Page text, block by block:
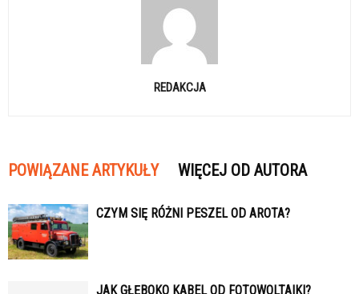
REDAKCJA
POWIĄZANE ARTYKUŁY WIĘCEJ OD AUTORA
CZYM SIĘ RÓŻNI PESZEL OD AROTA?
JAK GŁĘBOKO KABEL OD FOTOWOLTAIKI?